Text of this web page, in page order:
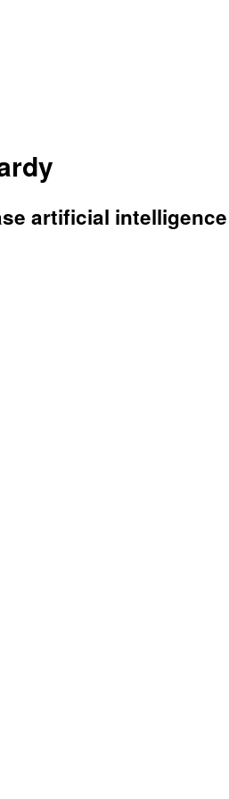
artificial